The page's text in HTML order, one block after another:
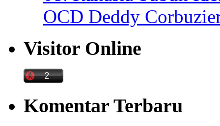
OCD Deddy
Visitor Online
Komentar Terbaru